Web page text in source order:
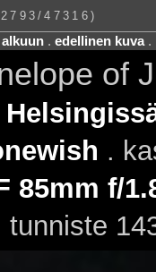
47316)
alkuun. edellinen kuva.
of
.
85mm f/
tunniste